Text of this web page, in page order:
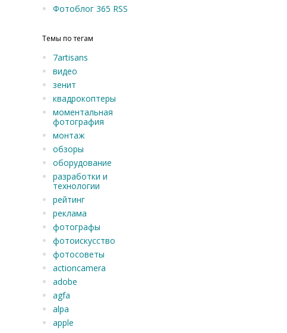
Фотоблог 365 RSS
Темы по тегам
7artisans
видео
зенит
квадрокоптеры
моментальная
фотография
монтаж
обзоры
оборудование
разработки и
технологии
рейтинг
реклама
фотографы
фотоискусство
фотосоветы
actioncamera
adobe
agfa
alpa
apple